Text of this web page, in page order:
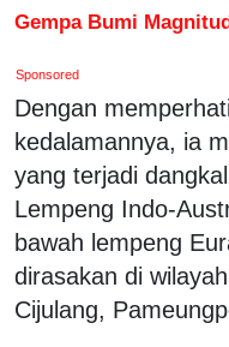
Gempa Bumi
Sponsored
Dengan
kedalamannya, ia
yang terjadi
Lempeng Indo-
bawah lempeng
dirasakan di
Cijulang,